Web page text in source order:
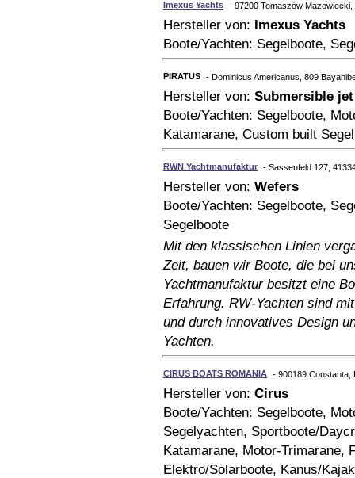
Imexus Yachts - 97200 Tomaszów Mazowiecki,
Hersteller von: Imexus Yachts
Boote/Yachten: Segelboote,
PIRATUS - Dominicus Americanus, 809
Hersteller von: Submersible
Boote/Yachten: Segelboote,
Katamarane, Custom built
RWN Yachtmanufaktur - Sassenfeld 127,
Hersteller von: Wefers
Boote/Yachten: Segelboote,
Segelboote
Mit den klassischen Linien
Zeit, bauen wir Boote, die bei
Yachtmanufaktur besitzt eine
Erfahrung. RW-Yachten sind
und durch innovatives Design
Yachten.
CIRUS BOATS ROMANIA - 900189 Constanta,
Hersteller von: Cirus
Boote/Yachten: Segelboote,
Segelyachten, Sportboote/
Katamarane, Motor-Trimarane,
Elektro/Solarboote, Kanus/